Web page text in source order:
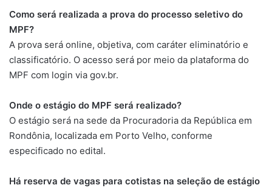
Como será realizada a prova do processo seletivo do
MPF?
A prova será online, objetiva, com caráter eliminatório e
classificatório. O acesso será por meio da plataforma do
MPF com login via gov.br.
Onde o estágio do MPF será realizado?
O estágio será na sede da Procuradoria da República em
Rondônia, localizada em Porto Velho, conforme
especificado no edital.
Há reserva de vagas para cotistas na seleção de estágio